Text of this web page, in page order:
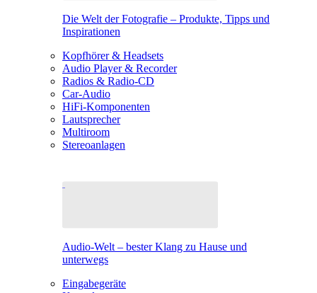
Die Welt der Fotografie – Produkte, Tipps und
Inspirationen
Kopfhörer & Headsets
Audio Player & Recorder
Radios & Radio-CD
Car-Audio
HiFi-Komponenten
Lautsprecher
Multiroom
Stereoanlagen
Audio-Welt – bester Klang zu Hause und
unterwegs
Eingabegeräte